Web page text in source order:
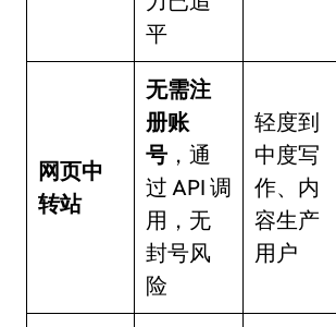
平
网页中
转站
无需注
册账
号 ，通
过 API 调
用，无
封号风
险
轻度到
中度写
作、内
容生产
用户